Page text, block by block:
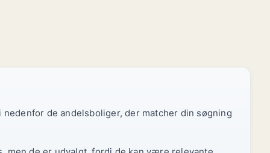
de andelsboliger, der matcher din søgning